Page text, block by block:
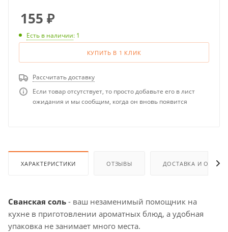
155 ₽
Есть в наличии: 1
КУПИТЬ В 1 КЛИК
Рассчитать доставку
Если товар отсутствует, то просто добавьте его в лист
ожидания и мы сообщим, когда он вновь появится
ХАРАКТЕРИСТИКИ ОТЗЫВЫ ДОСТАВКА И
Сванская соль - ваш незаменимый помощник на
кухне в приготовлении ароматных блюд, а удобная
упаковка не занимает много места.